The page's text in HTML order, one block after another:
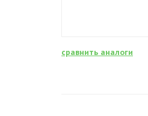
сравнить аналоги